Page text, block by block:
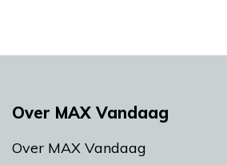
Over MAX Vandaag
Over MAX Vandaag